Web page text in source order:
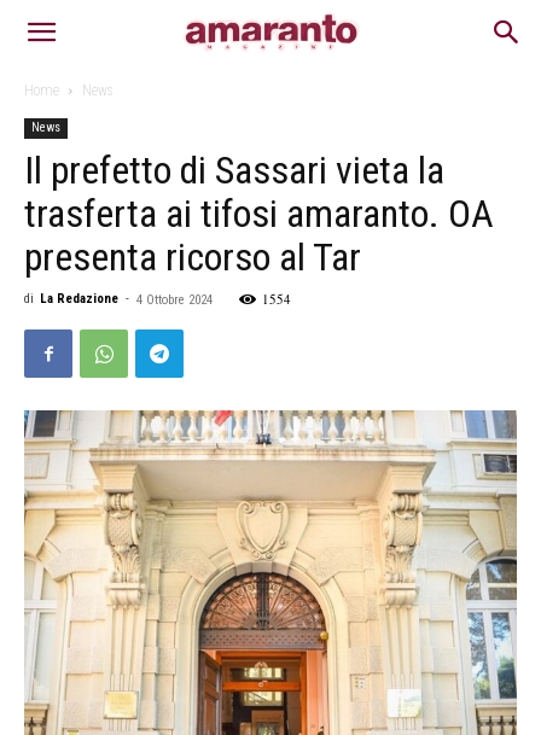
Home News
News
Il prefetto di Sassari vieta la
trasferta ai tifosi amaranto. OA
presenta ricorso al Tar
di La Redazione - 4 Ottobre 2024 1554